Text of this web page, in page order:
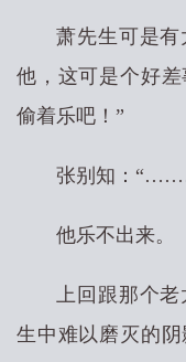
萧先生可是
他，这可是个好
偷着乐吧！”
张别知：
他乐不出来。
上回跟那个
生中难以磨灭的